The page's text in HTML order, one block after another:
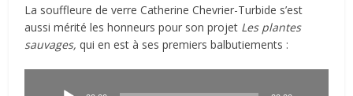
La souffleure de verre Catherine Chevrier-Turbide s’est
aussi mérité les honneurs pour son projet Les plantes
sauvages,qui en est à ses premiers balbutiements :